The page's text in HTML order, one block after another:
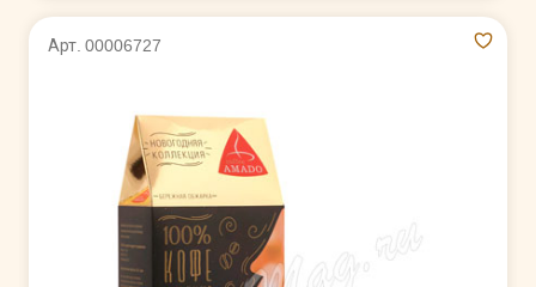
Арт. 00006727